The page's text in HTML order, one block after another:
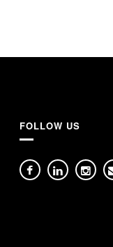
FOLLOW US